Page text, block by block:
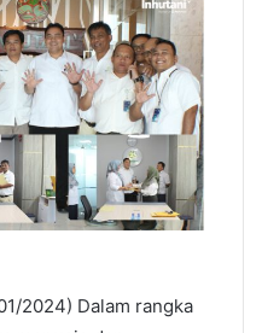
2024) Dalam rangka